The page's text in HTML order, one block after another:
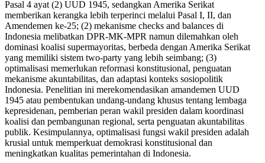
Pasal 4 ayat (2) UUD 1945, sedangkan Amerika Serikat
memberikan kerangka lebih terperinci melalui Pasal I, II, dan
Amendemen ke-25; (2) mekanisme checks and balances di
Indonesia melibatkan DPR-MK-MPR namun dilemahkan oleh
dominasi koalisi supermayoritas, berbeda dengan Amerika Serikat
yang memiliki sistem two-party yang lebih seimbang; (3)
optimalisasi memerlukan reformasi konstitusional, penguatan
mekanisme akuntabilitas, dan adaptasi konteks sosiopolitik
Indonesia. Penelitian ini merekomendasikan amandemen UUD
1945 atau pembentukan undang-undang khusus tentang lembaga
kepresidenan, pemberian peran wakil presiden dalam koordinasi
koalisi dan pembangunan regional, serta penguatan akuntabilitas
publik. Kesimpulannya, optimalisasi fungsi wakil presiden adalah
krusial untuk memperkuat demokrasi konstitusional dan
meningkatkan kualitas pemerintahan di Indonesia.